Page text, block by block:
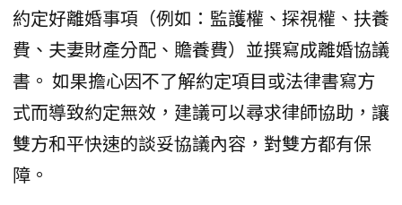
約定好離婚事項（例如：監護權、探視權、扶養
費、夫妻財產分配、贍養費）並撰寫成離婚協議
書。 如果擔心因不了解約定項目或法律書寫方
式而導致約定無效，建議可以尋求律師協助，讓
雙方和平快速的談妥協議內容，對雙方都有保
障。